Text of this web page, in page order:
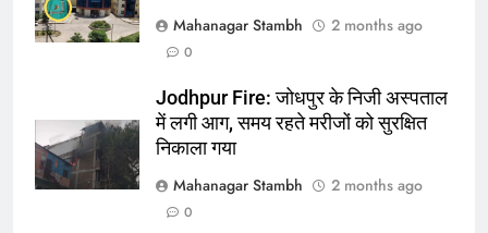
Mahanagar Stambh
2 months ago
0
Jodhpur Fire: जोधपुर के निजी अस्पताल
में लगी आग, समय रहते मरीजों को सुरक्षित
निकाला गया
Mahanagar Stambh
2 months ago
0
5
रूट 4 साल बाद इंग्लैंड की कप्तानी
एटकिंसन दूसरे टेस्ट से बाहर; आर्चर की
वापसी
क्रिकेट ‎स्पोर्ट्स
6
अररिया में ‘जीरो ऑफिस डे’ अभियान
शुरू:उप विकास आयुक्त ने ग्रामीणों से जॉब